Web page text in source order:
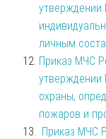
утверждении
личным
Приказ МЧС
утверждении
охраны,
пожаров и
Приказ МЧС